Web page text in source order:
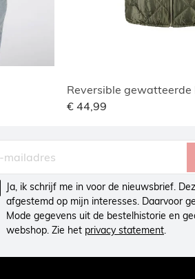
€ 44,99
Ja, ik schrijf me in voor de nieuwsbrief.
afgestemd op mijn interesses. Daarvoor
Mode gegevens uit de bestelhistorie en
webshop. Zie het privacy statement.